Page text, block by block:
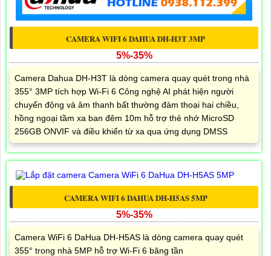
CAMERA WIFI 6 DAHUA DH-H3T 3MP
5%-35%
Camera Dahua DH-H3T là dòng camera quay quét trong nhà
355° 3MP tích hợp Wi-Fi 6 Công nghệ AI phát hiện người
chuyển động và âm thanh bất thường đàm thoại hai chiều,
hồng ngoại tầm xa ban đêm 10m hỗ trợ thẻ nhớ MicroSD
256GB ONVIF và điều khiển từ xa qua ứng dụng DMSS
CAMERA WIFI 6 DAHUA DH-H5AS 5MP
5%-35%
Camera WiFi 6 DaHua DH-H5AS là dòng camera quay quét
355° trong nhà 5MP hỗ trợ Wi-Fi 6 băng tần